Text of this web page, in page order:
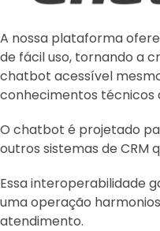
A nossa plataforma
de fácil uso, tornando a
chatbot acessível
conhecimentos técnicos
O chatbot é projetado
outros sistemas de CRM
Essa interoperabilidade
uma operação
atendimento.